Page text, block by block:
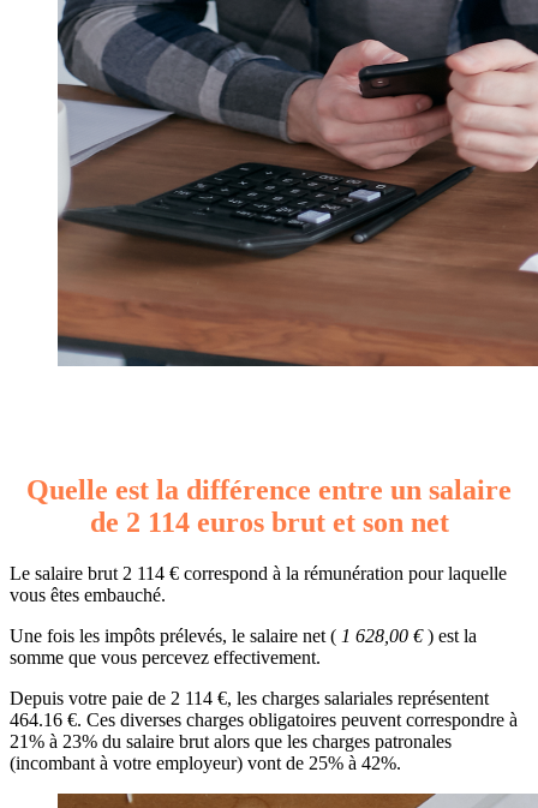
Quelle est la différence entre un salaire
de 2 114 euros brut et son net
Le salaire brut 2 114 € correspond à la rémunération pour laquelle
vous êtes embauché.
Une fois les impôts prélevés, le salaire net ( 1 628,00 €) est la
somme que vous percevez effectivement.
Depuis votre paie de 2 114 €, les charges salariales représentent
464.16 €. Ces diverses charges obligatoires peuvent correspondre à
21% à 23% du salaire brut alors que les charges patronales
(incombant à votre employeur) vont de 25% à 42%.